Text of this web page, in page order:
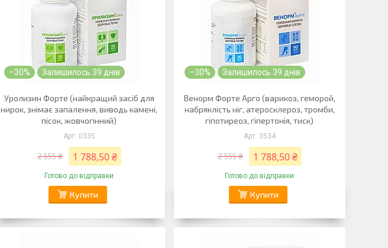
–30% Залишилось 39 днів
Уролизин Форте (найкращий засіб для
нирок, знімає запалення, виводь камені,
пісок, жовчогінний)
0335
2 555 ₴ 1 788,50 ₴
Готово до відправки
Купити
–30% Залишилось 39 днів
Венорм Форте Арго (варикоз, геморой,
набряклість ніг, атеросклероз, тромби,
гіпотиреоз, гіпертонія, тиск)
3534
2 555 ₴ 1 788,50 ₴
Готово до відправки
Купити